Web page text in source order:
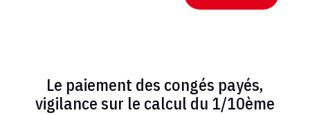
Le paiement des congés payés,
vigilance sur le calcul du 1/10ème